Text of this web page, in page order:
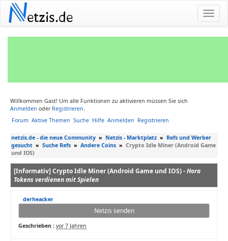
Netzis.de
Willkommen Gast! Um alle Funktionen zu aktivieren müssen Sie sich
Anmelden oder Registrieren.
Forum Aktive Themen Suche Hilfe Anmelden Registrieren
netzis.de - die neue Community » Netzis - Marktplatz » Refs und Werber
gesucht » Suche Refs » Andere Coins » Crypto Idle Miner (Android Game
und IOS)
[Informativ] Crypto Idle Miner (Android Game und IOS) -Hora
Tokens verdienen mit Spielen
derheacker
Netzis senden
Geschrieben : vor 7 Jahren